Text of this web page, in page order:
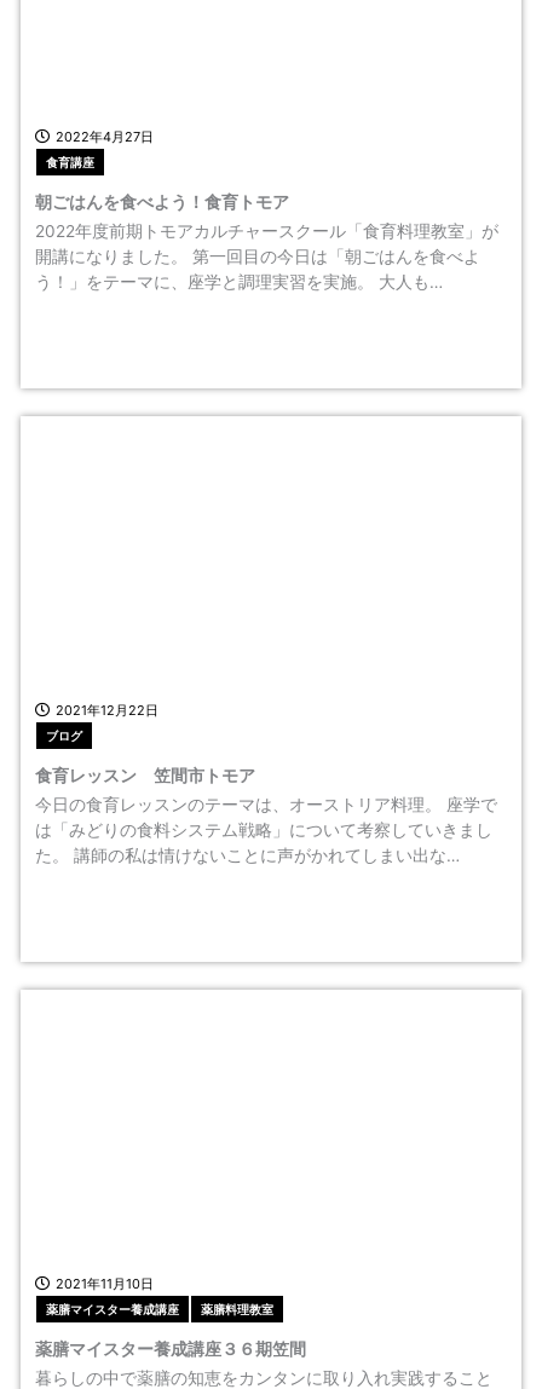
2022年4月27日
食育講座
朝ごはんを食べよう！食育トモア
2022年度前期トモアカルチャースクール「食育料理教室」が
開講になりました。 第一回目の今日は「朝ごはんを食べよ
う！」をテーマに、座学と調理実習を実施。 大人も…
2021年12月22日
ブログ
食育レッスン 笠間市トモア
今日の食育レッスンのテーマは、オーストリア料理。 座学で
は「みどりの食料システム戦略」について考察していきまし
た。 講師の私は情けないことに声がかれてしまい出な…
2021年11月10日
薬膳マイスター養成講座 薬膳料理教室
薬膳マイスター養成講座３６期笠間
暮らしの中で薬膳の知恵をカンタンに取り入れ実践すること